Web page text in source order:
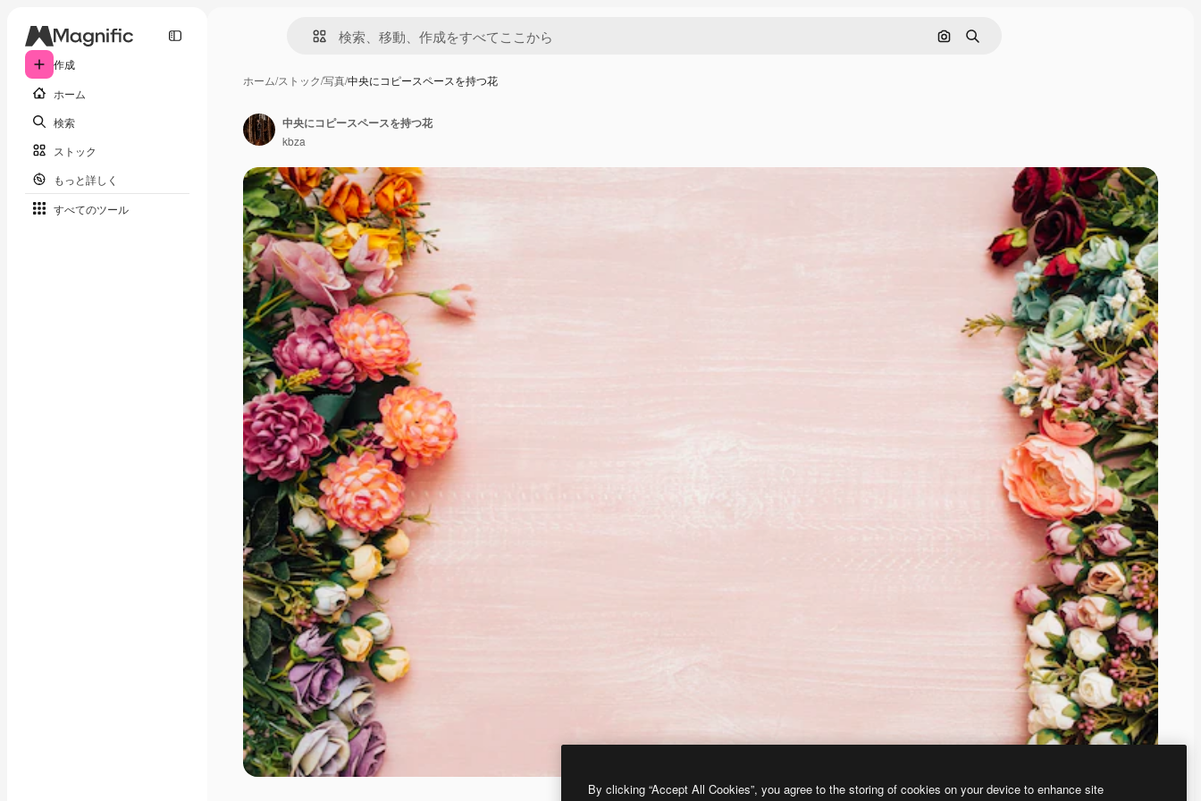
作成
ホーム
検索
ストック
もっと詳しく
すべてのツール
画像で検索
検索
ホーム/ストック/写真/中央にコピースペースを持つ花
中央にコピースペースを持つ花
kbza
By clicking “Accept All Cookies”, you agree to the storing of cookies on your device to enhance site